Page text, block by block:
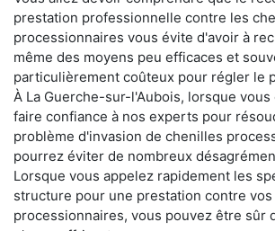
prestation professionnelle contre les
processionnaires vous évite d'avoir à
même des moyens peu efficaces et
particulièrement coûteux pour régler le
À La Guerche-sur-l'Aubois, lorsque
faire confiance à nos experts pour
problème d'invasion de chenilles
pourrez éviter de nombreux
Lorsque vous appelez rapidement les
structure pour une prestation contre
processionnaires, vous pouvez être sûr